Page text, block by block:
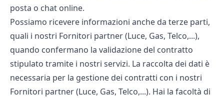
posta o chat online.
Possiamo ricevere informazioni anche da terze parti,
quali i nostri Fornitori partner (Luce, Gas, Telco,...),
quando confermano la validazione del contratto
stipulato tramite i nostri servizi. La raccolta dei dati è
necessaria per la gestione dei contratti con i nostri
Fornitori partner (Luce, Gas, Telco,...). Hai la facoltà di